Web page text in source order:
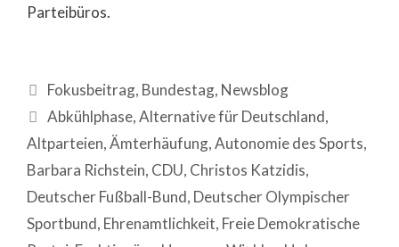
Parteibüros.
Fokusbeitrag, Bundestag, Newsblog
Abkühlphase,Alternative für Deutschland,
Altparteien,Ämterhäufung,Autonomie des Sports,
Barbara Richstein, CDU, Christos Katzidis,
Deutscher Fußball-Bund, Deutscher Olympischer
Sportbund, Ehrenamtlichkeit, Freie Demokratische